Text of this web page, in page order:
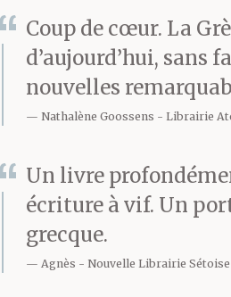
comptait lui
de l’argent.
euros.
c’était bien.
un peu de
pain du lait.
Du ketchup, le
aimait ça. Et
Coup de cœur. La
d’aujourd’hui, sans
nouvelles
Nathalène Goossens Librairie
Un livre
écriture à vif. Un
grecque.
Agnès Nouvelle Librairie Sétoise